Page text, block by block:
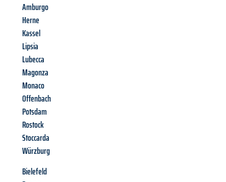
Amburgo
Herne
Kassel
Lipsia
Lubecca
Magonza
Monaco
Offenbach
Potsdam
Rostock
Stoccarda
Würzburg
Bielefeld